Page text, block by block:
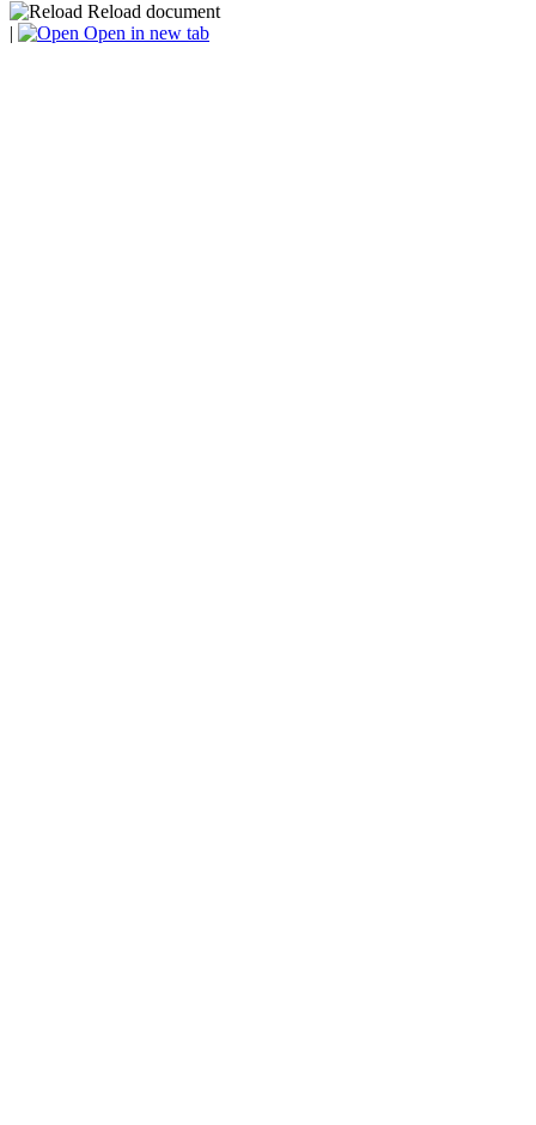
Reload document
|
Open in new tab